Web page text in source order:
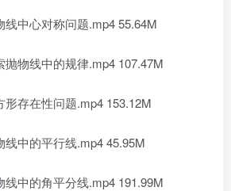
心对称问题.mp4 55.64M
线中的规律.mp4 107.47M
在性问题.mp4 153.12M
的平行线.mp4 45.95M
的角平分线.mp4 191.99M